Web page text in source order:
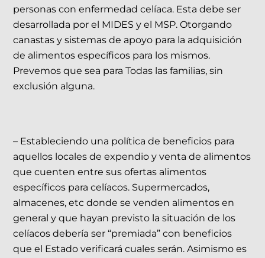
personas con enfermedad celíaca. Esta debe ser
desarrollada por el MIDES y el MSP. Otorgando
canastas y sistemas de apoyo para la adquisición
de alimentos específicos para los mismos.
Prevemos que sea para Todas las familias, sin
exclusión alguna.
– Estableciendo una política de beneficios para
aquellos locales de expendio y venta de alimentos
que cuenten entre sus ofertas alimentos
específicos para celíacos. Supermercados,
almacenes, etc donde se venden alimentos en
general y que hayan previsto la situación de los
celíacos debería ser “premiada” con beneficios
que el Estado verificará cuales serán. Asimismo es